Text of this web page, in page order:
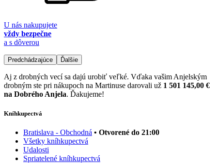
U nás nakupujete
vždy bezpečne
a s dôverou
Predchádzajúce Ďalšie
Aj z drobných vecí sa dajú urobiť veľké. Vďaka vašim Anjelským
drobným ste pri nákupoch na Martinuse darovali už 1 501 145,00 €
na Dobrého Anjela. Ďakujeme!
Kníhkupectvá
Bratislava - Obchodná • Otvorené do 21:00
Všetky kníhkupectvá
Udalosti
Spriatelené kníhkupectvá